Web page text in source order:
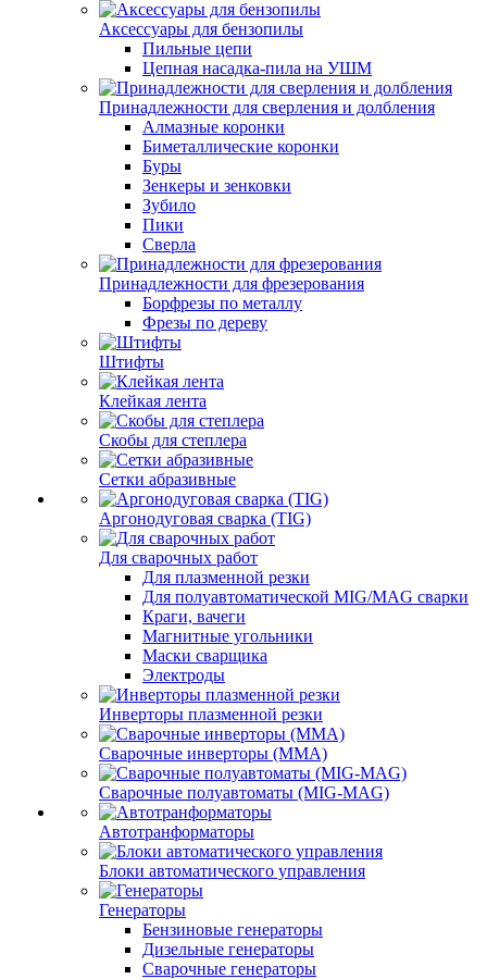
Аксессуары для бензопилы
Пильные цепи
Цепная насадка-пила на УШМ
Принадлежности для сверления и долбления
Алмазные коронки
Биметаллические коронки
Буры
Зенкеры и зенковки
Зубило
Пики
Сверла
Принадлежности для фрезерования
Борфрезы по металлу
Фрезы по дереву
Штифты
Клейкая лента
Скобы для степлера
Сетки абразивные
Аргонодуговая сварка (TIG)
Для сварочных работ
Для плазменной резки
Для полуавтоматической MIG/MAG сварки
Краги, вачеги
Магнитные угольники
Маски сварщика
Электроды
Инверторы плазменной резки
Сварочные инверторы (MMA)
Сварочные полуавтоматы (MIG-MAG)
Автотранформаторы
Блоки автоматического управления
Генераторы
Бензиновые генераторы
Дизельные генераторы
Сварочные генераторы